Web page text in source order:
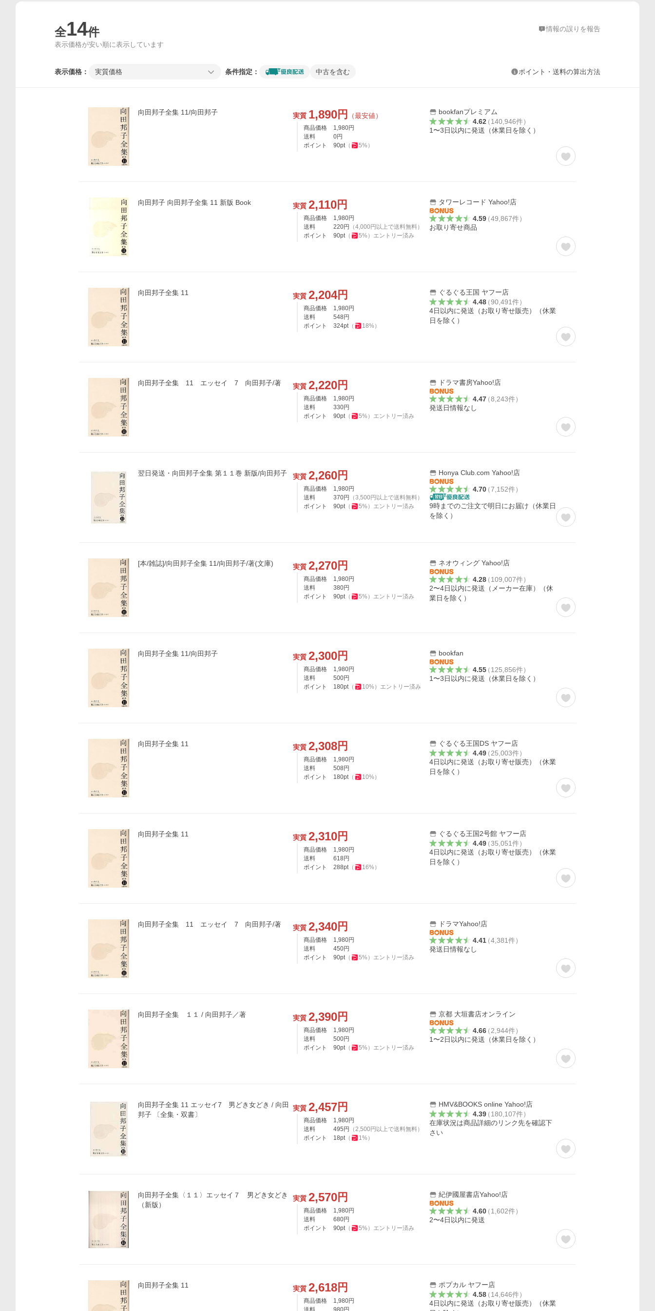
全14件 情報の誤りを報告
表示価格が安い順に表示しています
表示価格： 実質価格 条件指定： 中古を含む ポイント・送料の算出方法
向田邦子全集 11/向田邦子 実質 1,890円 （最安値）
商品価格 1,980円
送料
0円
ポイント
90pt（ 5%）
bookfanプレミアム
4.62（140,946件）
1〜3日以内に発送（休業日を除く）
向田邦子 向田邦子全集 11 新版 Book 実質 2,110円
商品価格 1,980円
送料
220円 （4,000 円以上で送料無料）
ポイント
90pt（ 5%） エントリー済み
タワーレコード Yahoo!店
4.59（49,867件）
お取り寄せ商品
向田邦子全集 11 実質 2,204円
商品価格 1,980円
送料
548 円
ポイント
324pt（ 18%）
ぐるぐる王国 ヤフー店
4.48（90,491件）
4日以内に発送（お取り寄せ販売）（休業
日を除く）
向田邦子全集 11 エッセイ 7 向田邦子/著 実質 2,220円
商品価格 1,980円
送料
330円
ポイント
90pt（ 5%） エントリー済み
ドラマ書房Yahoo!店
4.47（8,243件）
発送日情報なし
翌日発送・向田邦子全集 第１１巻 新版/向田邦子 実質 2,260円
商品価格 1,980円
送料
370円 （3,500 円以上で送料無料）
ポイント
90pt（ 5%） エントリー済み
Honya Club.com Yahoo!店
4.70（7,152件）
9時までのご注文で明日にお届け（休業日
を除く）
[本/雑誌]/向田邦子全集 11/向田邦子/著(文庫) 実質 2,270円
商品価格 1,980円
送料
380円
ポイント
90pt（ 5%） エントリー済み
ネオウィング Yahoo!店
4.28（109,007件）
2〜4日以内に発送（メーカー在庫）（休
業日を除く）
向田邦子全集 11/向田邦子 実質 2,300円
商品価格 1,980円
送料
500円
ポイント
180pt（ 10%） エントリー済み
bookfan
4.55（125,856件）
1〜3日以内に発送（休業日を除く）
向田邦子全集 11 実質 2,308円
商品価格 1,980円
送料
508 円
ポイント
180pt（ 10%）
ぐるぐる王国DS ヤフー店
4.49（25,003件）
4日以内に発送（お取り寄せ販売）（休業
日を除く）
向田邦子全集 11 実質 2,310円
商品価格 1,980円
送料
618 円
ポイント
288pt（ 16%）
ぐるぐる王国2号館 ヤフー店
4.49（35,051件）
4日以内に発送（お取り寄せ販売）（休業
日を除く）
向田邦子全集 11 エッセイ 7 向田邦子/著 実質 2,340円
商品価格 1,980円
送料
450円
ポイント
90pt（ 5%） エントリー済み
ドラマYahoo!店
4.41（4,381件）
発送日情報なし
向田邦子全集 １１ / 向田邦子／著 実質 2,390円
商品価格 1,980円
送料
500円
ポイント
90pt（ 5%） エントリー済み
京都 大垣書店オンライン
4.66（2,944件）
1〜2日以内に発送（休業日を除く）
向田邦子全集 11 エッセイ7 男どき女どき / 向田
邦子 〔全集・双書〕
実質 2,457円
商品価格 1,980円
送料
495 円 （2,500 円以上で送料無料）
ポイント
18pt（ 1%）
HMV&BOOKS online Yahoo!店
4.39（180,107件）
在庫状況は商品詳細のリンク先を確認下
さい
向田邦子全集〈１１〉エッセイ７ 男どき女どき
（新版）
実質 2,570円
商品価格 1,980円
送料
680円
ポイント
90pt（ 5%） エントリー済み
紀伊國屋書店Yahoo!店
4.60（1,602件）
2〜4日以内に発送
向田邦子全集 11 実質 2,618円
商品価格 1,980円
送料
980円
ポプカル ヤフー店
4.58（14,646件）
4日以内に発送（お取り寄せ販売）（休業